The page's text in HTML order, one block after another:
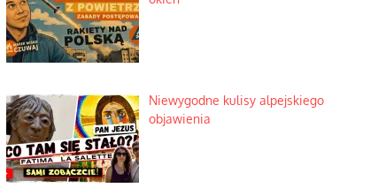
Niewygodne kulisy alpejskiego
objawienia